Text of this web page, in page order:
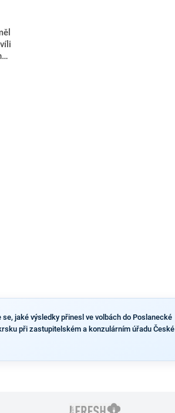
jaké výsledky přinesl ve volbách do Poslanecké
při zastupitelském a konzulárním úřadu České